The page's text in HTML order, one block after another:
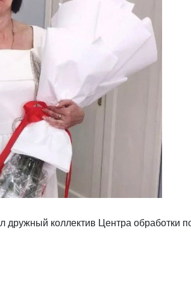
дружный коллектив Центра